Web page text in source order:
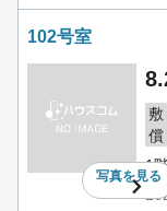
102号室
写真を見る
敷
償
1